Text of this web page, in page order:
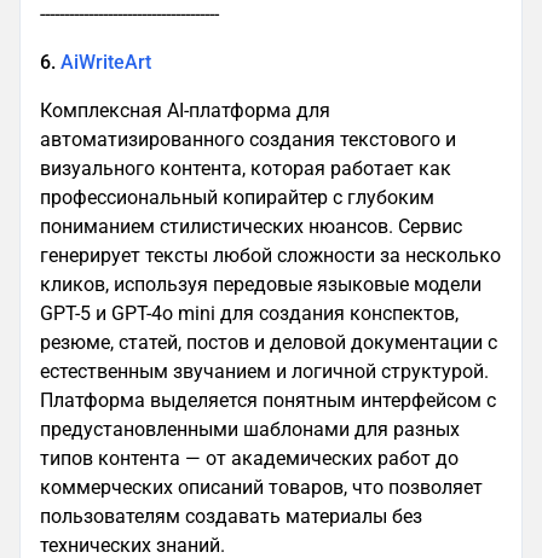
-------------------------------------
6. AiWriteArt
Комплексная AI-платформа для
автоматизированного создания текстового и
визуального контента, которая работает как
профессиональный копирайтер с глубоким
пониманием стилистических нюансов. Сервис
генерирует тексты любой сложности за несколько
кликов, используя передовые языковые модели
GPT-5 и GPT-4o mini для создания конспектов,
резюме, статей, постов и деловой документации с
естественным звучанием и логичной структурой.
Платформа выделяется понятным интерфейсом с
предустановленными шаблонами для разных
типов контента — от академических работ до
коммерческих описаний товаров, что позволяет
пользователям создавать материалы без
технических знаний.